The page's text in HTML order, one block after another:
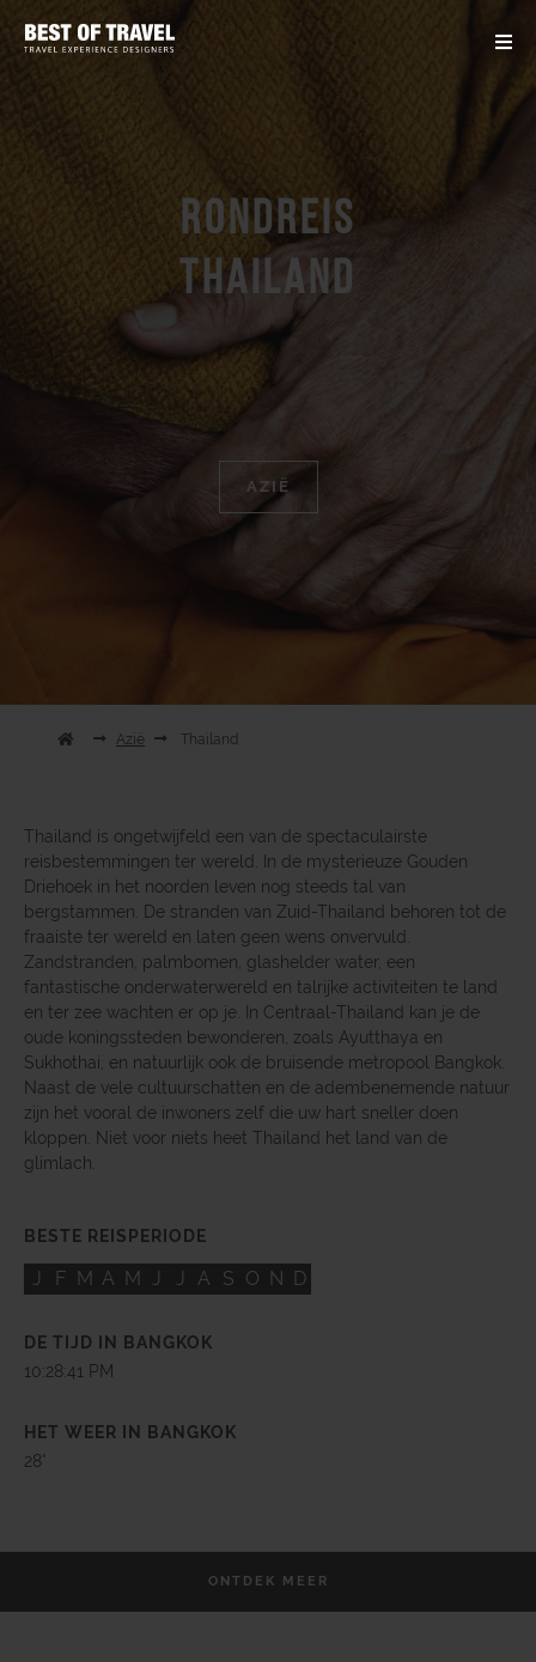
Rondreis
Thailand
AZIË
Azië Thailand
Thailand is ongetwijfeld een van de spectaculairste
reisbestemmingen ter wereld. In de mysterieuze Gouden
Driehoek in het noorden leven nog steeds tal van
bergstammen. De stranden van Zuid-Thailand behoren tot de
fraaiste ter wereld en laten geen wens onvervuld.
Zandstranden, palmbomen, glashelder water, een
fantastische onderwaterwereld en talrijke activiteiten te land
en ter zee wachten er op je. In Centraal-Thailand kan je de
oude koningssteden bewonderen, zoals Ayutthaya en
Sukhothai, en natuurlijk ook de bruisende metropool Bangkok.
Naast de vele cultuurschatten en de adembenemende natuur
zijn het vooral de inwoners zelf die uw hart sneller doen
kloppen. Niet voor niets heet Thailand het land van de
glimlach.
BESTE REISPERIODE
J F M A M J J A S O N D
DE TIJD IN BANGKOK
10:28:44 PM
HET WEER IN BANGKOK
28°
ONTDEK MEER